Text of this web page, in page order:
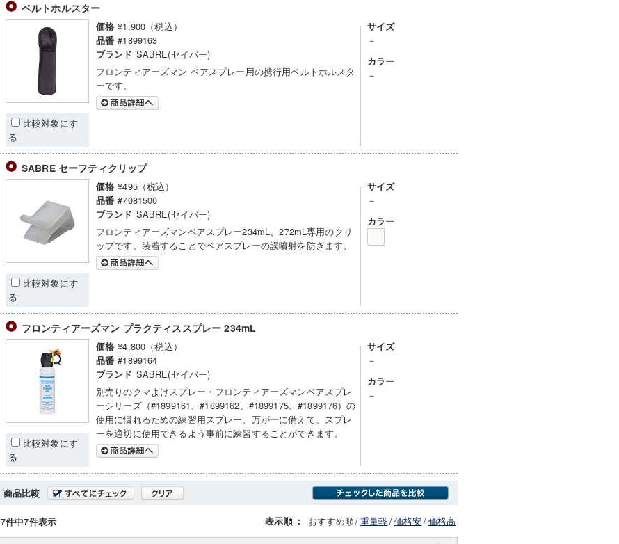
ベルトホルスター
比較対象にす
る
価格 ¥1,900（税込）
品番 #1899163
ブランド SABRE(セイバー)
フロンティアーズマン ベアスプレー用の携行用ベルトホルスタ
ーです。
サイズ
－
カラー
－
SABRE セーフティクリップ
比較対象にす
る
価格 ¥495（税込）
品番 #7081500
ブランド SABRE(セイバー)
フロンティアーズマンベアスプレー234mL、272mL専用のクリ
ップです。装着することでベアスプレーの誤噴射を防ぎます。
サイズ
－
カラー
フロンティアーズマン プラクティススプレー 234mL
比較対象にす
る
価格 ¥4,800（税込）
品番 #1899164
ブランド SABRE(セイバー)
別売りのクマよけスプレー・フロンティアーズマンベアスプレ
ーシリーズ（#1899161、#1899162、#1899175、#1899176）の
使用に慣れるための練習用スプレー。万が一に備えて、スプレ
ーを適切に使用できるよう事前に練習することができます。
サイズ
－
カラー
－
商品比較
7件中7件表示 表示順 ： おすすめ順/重量軽/価格安/価格高